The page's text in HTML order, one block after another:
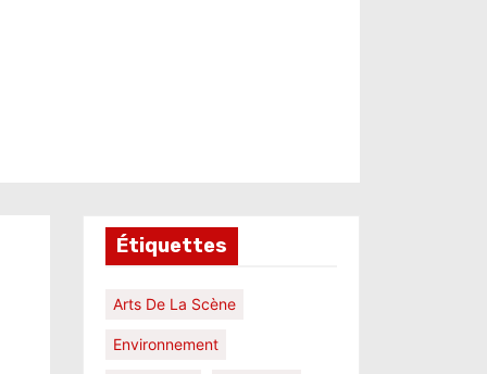
Étiquettes
Arts De La Scène
Environnement